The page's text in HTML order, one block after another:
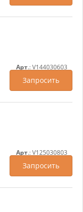
Арт.: V144030603
Запросить
Арт.: V125030803
Запросить